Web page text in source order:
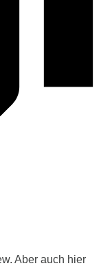
Aber auch hier